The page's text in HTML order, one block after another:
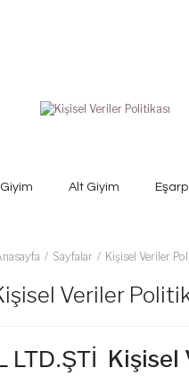
Alt Giyim Eşarp
Sayfalar Kişisel Veriler
Veriler
LTD.ŞTİ Kişisel